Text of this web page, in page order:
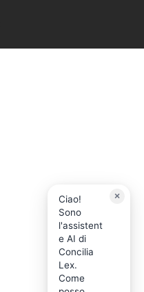
Ciao!
Sono
l'assistent
e AI di
Concilia
Lex.
Come
×